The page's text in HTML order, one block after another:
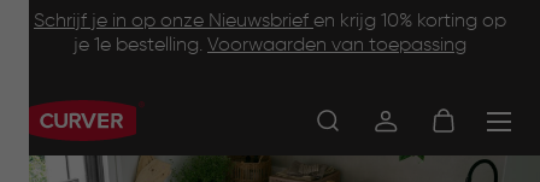
Schrijf je in op onze Nieuwsbrief en krijg 10% korting op
je 1e bestelling. Voorwaarden van toepassing
Main
navigation
Footer